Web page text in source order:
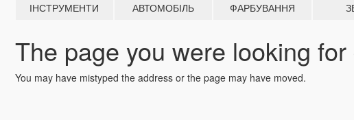
ІНСТРУМЕНТИ АВТОМОБІЛЬ ФАРБУВАННЯ
The page you were looking
You may have mistyped the address or the page may have moved.